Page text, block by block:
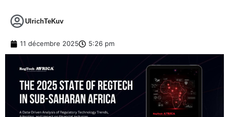
UlrichTeKuv
11 décembre 2025 5:26 pm